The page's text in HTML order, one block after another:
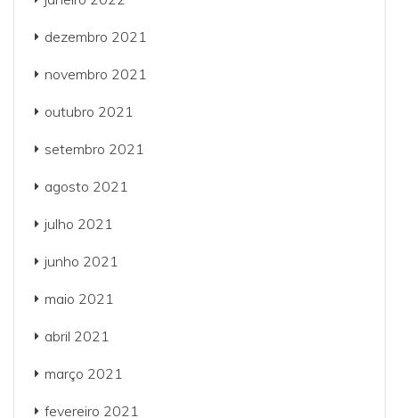
dezembro 2021
novembro 2021
outubro 2021
setembro 2021
agosto 2021
julho 2021
junho 2021
maio 2021
abril 2021
março 2021
fevereiro 2021